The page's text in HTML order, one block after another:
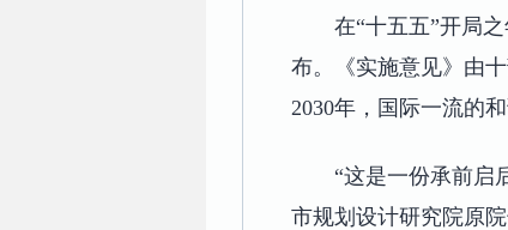
在“十五五”开局
布。《实施意见》由
2030年，国际一流的
“这是一份承前启
市规划设计研究院原